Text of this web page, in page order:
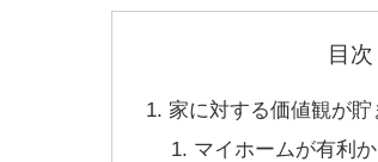
目次
家に対する価値観が
マイホームが有利